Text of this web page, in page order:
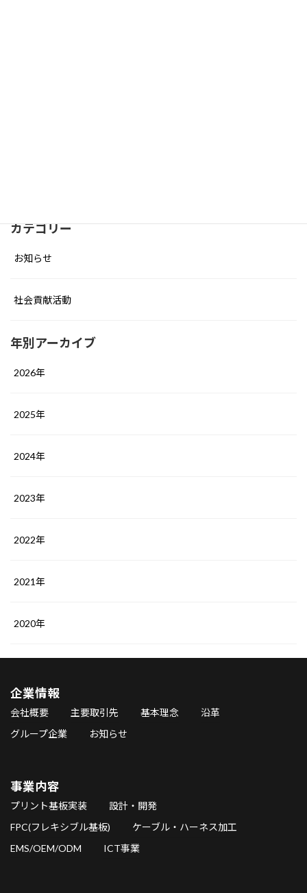
カテゴリー
お知らせ
社会貢献活動
年別アーカイブ
2026年
2025年
2024年
2023年
2022年
2021年
2020年
企業情報
会社概要 主要取引先 基本理念
沿革
グループ企業
お知らせ
事業内容
プリント基板実装
設計・開発
FPC(フレキシブル基板)
ケーブル・ハーネス加工
EMS/OEM/ODM
ICT事業